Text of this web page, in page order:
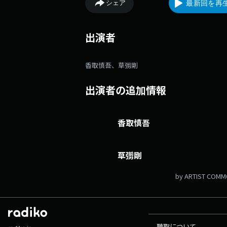
シェア 最新回を再
出演者
香取慎吾、草彅剛
出演者の追加情報
香取慎吾
草彅剛
by ARTIST